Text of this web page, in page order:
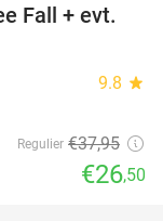
30%
Fall + evt.
9.8 star
Regulier €37,95
€26,50